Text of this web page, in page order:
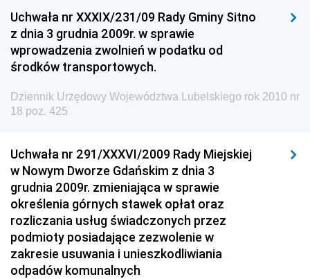
Dziennik Urzędowy Ministra Przemysłu
Dziennik Urzędowy Ministra Finansów i Gospodarki
Dziennik Urzędowy Ministra do Spraw Unii
Europejskiej
Dziennik Urzędowy Agencji Wywiadu
Uchwała nr XXXIX/231/09 Rady Gminy Sitno
z dnia 3 grudnia 2009r. w sprawie
wprowadzenia zwolnień w podatku od
środków transportowych.
Dziennik Urzędowy Województwa Lubelskiego rok 2010 nr
18 poz. 425
Uchwała nr 291/XXXVI/2009 Rady Miejskiej
w Nowym Dworze Gdańskim z dnia 3
grudnia 2009r. zmieniająca w sprawie
określenia górnych stawek opłat oraz
rozliczania usług świadczonych przez
podmioty posiadające zezwolenie w
zakresie usuwania i unieszkodliwiania
odpadów komunalnych